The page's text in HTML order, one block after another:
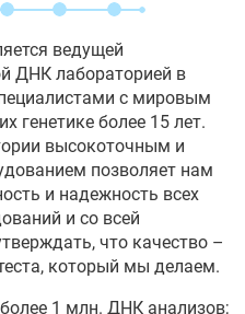
ведущей
ДНК лабораторией в
с мировым
генетике более 15 лет.
высокоточным и
позволяет нам
и надежность всех
и со всей
что качество –
который мы делаем.
1 млн. ДНК анализов;